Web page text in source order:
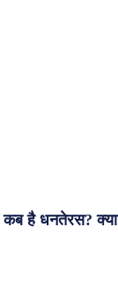
कब है धनतेरस? क्या